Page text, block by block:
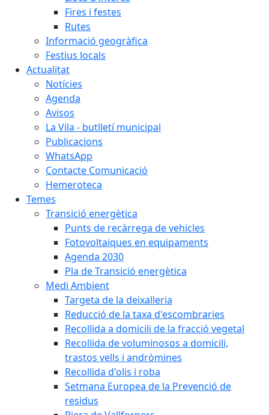
Fires i festes
Rutes
Informació geogràfica
Festius locals
Actualitat
Notícies
Agenda
Avisos
La Vila - butlletí municipal
Publicacions
WhatsApp
Contacte Comunicació
Hemeroteca
Temes
Transició energètica
Punts de recàrrega de vehicles
Fotovoltaiques en equipaments
Agenda 2030
Pla de Transició energètica
Medi Ambient
Targeta de la deixalleria
Reducció de la taxa d'escombraries
Recollida a domicili de la fracció vegetal
Recollida de voluminosos a domicili,
trastos vells i andròmines
Recollida d'olis i roba
Setmana Europea de la Prevenció de
residus